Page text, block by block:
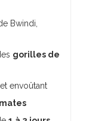
Bwindi,
gorilles de
envoûtant